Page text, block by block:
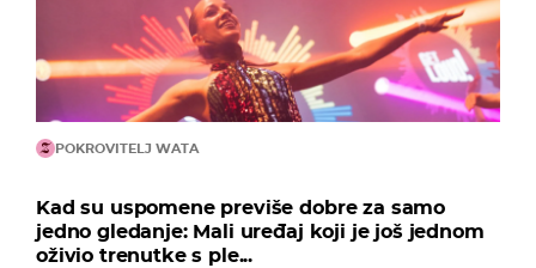
POKROVITELJ WATA
Kad su uspomene previše dobre za samo
jedno gledanje: Mali uređaj koji je još jednom
oživio trenutke s ple...